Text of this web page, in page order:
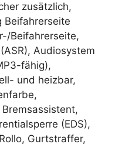
zusätzlich,
Beifahrerseite
Beifahrerseite,
Audiosystem
fähig),
und heizbar,
(EDS),
Gurtstraffer,